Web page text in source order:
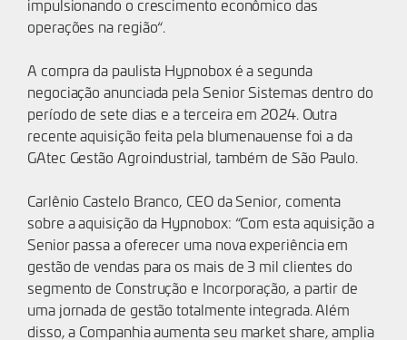
impulsionando o crescimento econômico das
operações na região“.
A compra da paulista Hypnobox é a segunda
negociação anunciada pela Senior Sistemas dentro do
período de sete dias e a terceira em 2024. Outra
recente aquisição feita pela blumenauense foi a da
GAtec Gestão Agroindustrial, também de São Paulo.
Carlênio Castelo Branco, CEO da Senior, comenta
sobre a aquisição da Hypnobox: “Com esta aquisição a
Senior passa a oferecer uma nova experiência em
gestão de vendas para os mais de 3 mil clientes do
segmento de Construção e Incorporação, a partir de
uma jornada de gestão totalmente integrada. Além
disso, a Companhia aumenta seu market share, amplia